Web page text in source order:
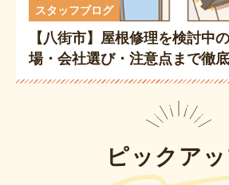
スタッフブログ
【八街市】屋根修理を検討中
場・会社選び・注意点まで徹
ピックア